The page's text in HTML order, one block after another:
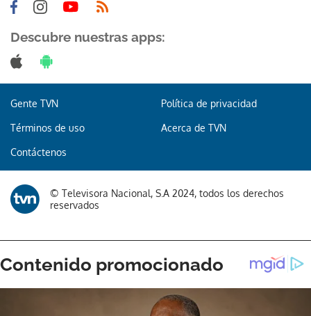
Gracias por suscribirte a nuestro boletín.
Descubre nuestras apps:
Gente TVN Política de privacidad
Términos de uso Acerca de TVN
Contáctenos
© Televisora Nacional, S.A 2024, todos los derechos
reservados